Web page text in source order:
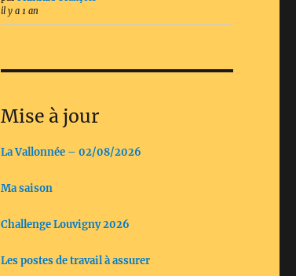
il y a 1 an
Mise à jour
La Vallonnée – 02/08/2026
Ma saison
Challenge Louvigny 2026
Les postes de travail à assurer